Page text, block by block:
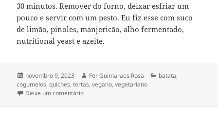
30 minutos. Remover do forno, deixar esfriar um
pouco e servir com um pesto. Eu fiz esse com suco
de limão, pinoles, manjericão, alho fermentado,
nutritional yeast e azeite.
Publicado
em
novembro 9, 2023 Autor
Fer Guimaraes Rosa Categorias
batata,
cogumelos,quiches, tortas,vegano,vegetariano
Deixe um comentárioem torta de cogumelos & batata